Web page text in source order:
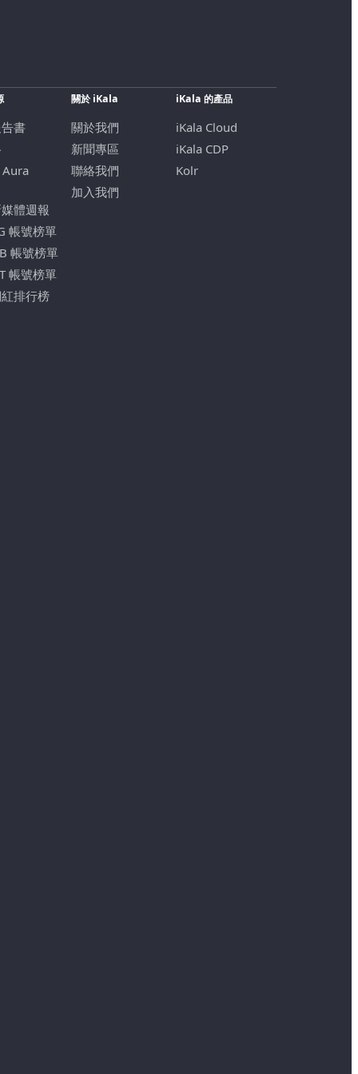
書
體週報
帳號榜單
帳號榜單
帳號榜單
排行榜
關於 iKala
關於我們
新聞專區
聯絡我們
加入我們
iKala 的產品
iKala Cloud
iKala CDP
Kolr